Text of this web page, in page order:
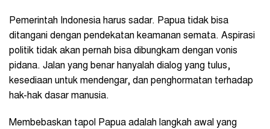
Pemerintah Indonesia harus sadar. Papua tidak bisa
ditangani dengan pendekatan keamanan semata. Aspirasi
politik tidak akan pernah bisa dibungkam dengan vonis
pidana. Jalan yang benar hanyalah dialog yang tulus,
kesediaan untuk mendengar, dan penghormatan terhadap
hak-hak dasar manusia.
Membebaskan tapol Papua adalah langkah awal yang